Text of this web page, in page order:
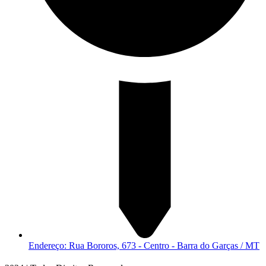
Endereço: Rua Bororos, 673 - Centro - Barra do Garças / MT